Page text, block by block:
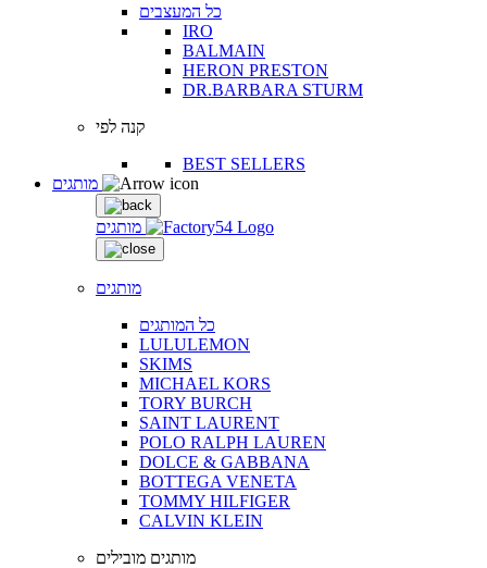
כל המעצבים
IRO
BALMAIN
HERON PRESTON
DR.BARBARA STURM
קנה לפי
BEST SELLERS
מותגים
מותגים
כל המותגים
LULULEMON
SKIMS
MICHAEL KORS
TORY BURCH
SAINT LAURENT
POLO RALPH LAUREN
DOLCE & GABBANA
BOTTEGA VENETA
TOMMY HILFIGER
CALVIN KLEIN
מותגים מובילים